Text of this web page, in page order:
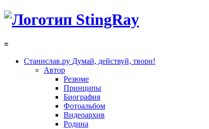
≡
Станислав.ру Думай, действуй, твори!
Автор
Резюме
Принципы
Биография
Фотоальбом
Видеоархив
Родина